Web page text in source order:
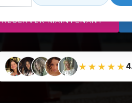
RÉSERVER MAINTENANT
★★★★★